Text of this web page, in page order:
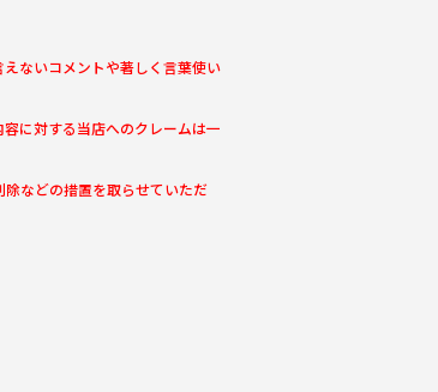
ないコメントや著しく言葉使い
に対する当店へのクレームは一
などの措置を取らせていただ